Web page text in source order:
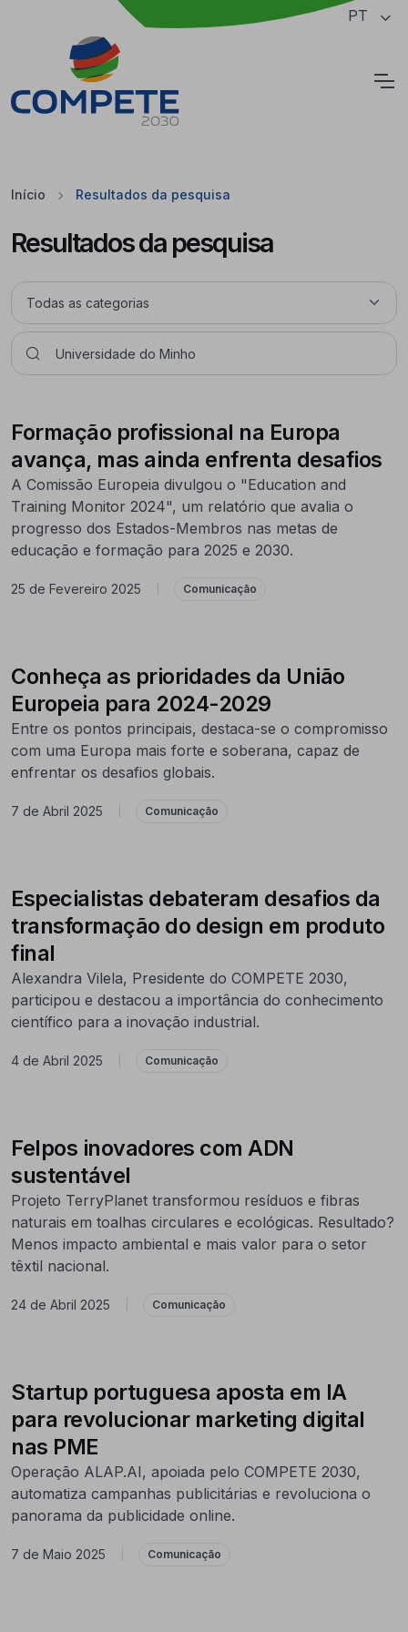
Saltar para o conteúdo principal da página PT
Início Resultados da pesquisa
Resultados da pesquisa
Formação profissional na Europa
avança, mas ainda enfrenta desafios
A Comissão Europeia divulgou o "Education and
Training Monitor 2024", um relatório que avalia o
progresso dos Estados-Membros nas metas de
educação e formação para 2025 e 2030.
25 de Fevereiro 2025 Comunicação
Conheça as prioridades da União
Europeia para 2024-2029
Entre os pontos principais, destaca-se o compromisso
com uma Europa mais forte e soberana, capaz de
enfrentar os desafios globais.
7 de Abril 2025 Comunicação
Especialistas debateram desafios da
transformação do design em produto
final
Alexandra Vilela, Presidente do COMPETE 2030,
participou e destacou a importância do conhecimento
científico para a inovação industrial.
4 de Abril 2025 Comunicação
Felpos inovadores com ADN
sustentável
Projeto TerryPlanet transformou resíduos e fibras
naturais em toalhas circulares e ecológicas. Resultado?
Menos impacto ambiental e mais valor para o setor
têxtil nacional.
24 de Abril 2025 Comunicação
Startup portuguesa aposta em IA
para revolucionar marketing digital
nas PME
Operação ALAP.AI, apoiada pelo COMPETE 2030,
automatiza campanhas publicitárias e revoluciona o
panorama da publicidade online.
7 de Maio 2025 Comunicação